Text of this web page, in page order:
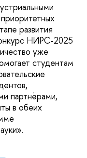
развития
НИРС-2025
уже
студентам
партнёрами,
в обеих